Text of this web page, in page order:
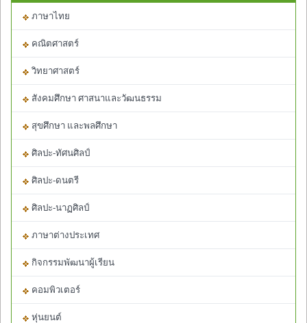
ภาษาไทย
คณิตศาสตร์
วิทยาศาสตร์
สังคมศึกษา ศาสนาและวัฒนธรรม
สุขศึกษา และพลศึกษา
ศิลปะ-ทัศนศิลป์
ศิลปะ-ดนตรี
ศิลปะ-นาฏศิลป์
ภาษาต่างประเทศ
กิจกรรมพัฒนาผู้เรียน
คอมพิวเตอร์
หุ่นยนต์